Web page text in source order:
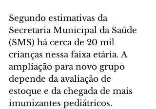
Segundo estimativas da
Secretaria Municipal da Saúde
(SMS) há cerca de 20 mil
crianças nessa faixa etária. A
ampliação para novo grupo
depende da avaliação de
estoque e da chegada de mais
imunizantes pediátricos.